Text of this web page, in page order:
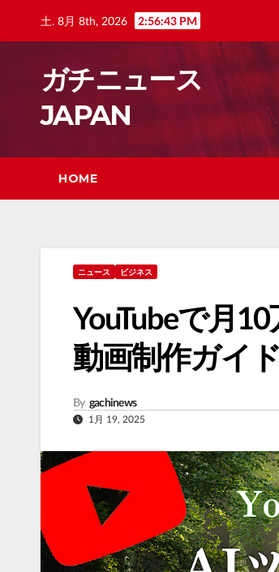
土. 8月 8th, 2026 2:56:44 PM
ガチニュース
JAPAN
HOME
ニュース ビジネス
YouTubeで月
動画制作ガイ
By gachinews
1月 19, 2025